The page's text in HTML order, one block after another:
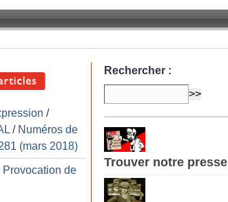
/
/ Numéros de
(mars 2018)
Provocation de
Rechercher :
Trouver notre presse